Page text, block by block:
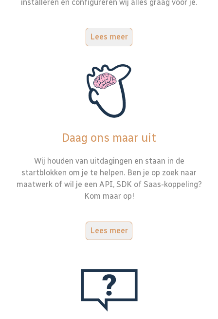
installeren en configureren wij alles graag voor je.
Lees meer
Daag ons maar uit
Wij houden van uitdagingen en staan in de
startblokken om je te helpen. Ben je op zoek naar
maatwerk of wil je een API, SDK of Saas-koppeling?
Kom maar op!
Lees meer